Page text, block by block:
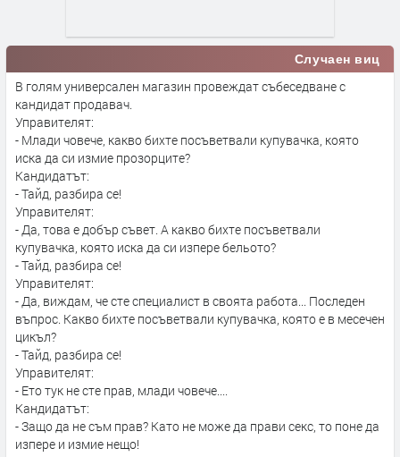
Случаен виц
В голям универсален магазин провеждат събеседване с
кандидат продавач.
Управителят:
- Млади човече, какво бихте посъветвали купувачка, която
иска да си измие прозорците?
Кандидатът:
- Тайд, разбира се!
Управителят:
- Да, това е добър съвет. А какво бихте посъветвали
купувачка, която иска да си изпере бельото?
- Тайд, разбира се!
Управителят:
- Да, виждам, че сте специалист в своята работа... Последен
въпрос. Какво бихте посъветвали купувачка, която е в месечен
цикъл?
- Тайд, разбира се!
Управителят:
- Ето тук не сте прав, млади човече....
Кандидатът:
- Защо да не съм прав? Като не може да прави секс, то поне да
изпере и измие нещо!